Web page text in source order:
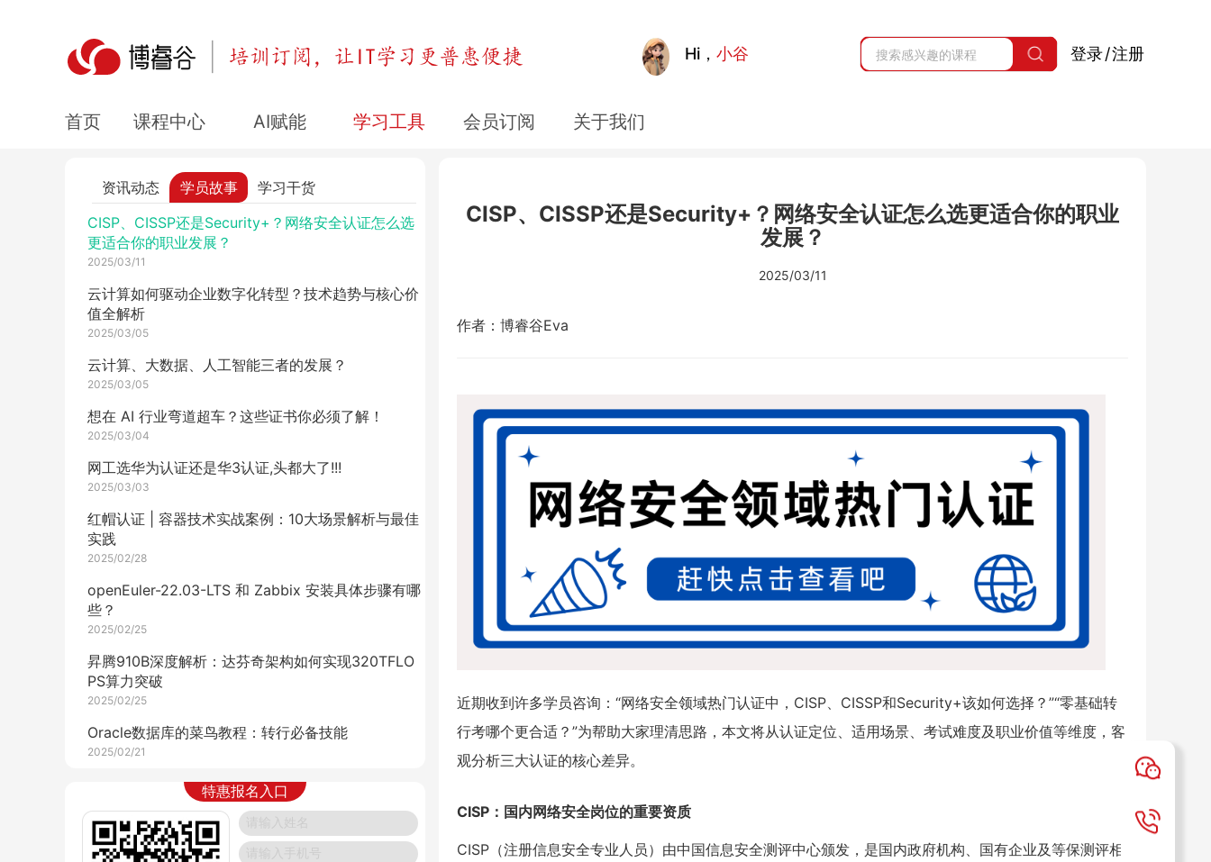
Hi， 小谷 登录/注册
首页 课程中心 AI赋能 学习工具 会员订阅 关于我们
资讯动态 学员故事 学习干货
麒麟操作系统安装步骤：支持龙芯、鲲鹏、兆芯硬件
2025/04/07
2025/03/31
2025/03/11
CISP、CISSP还是Security+？网络安全认证怎么选
更适合你的职业发展？
2025/03/11
云计算如何驱动企业数字化转型？技术趋势与核心价
值全解析
2025/03/05
云计算、大数据、人工智能三者的发展？
2025/03/05
想在 AI 行业弯道超车？这些证书你必须了解！
2025/03/04
网工选华为认证还是华3认证,头都大了!!!
2025/03/03
红帽认证 | 容器技术实战案例：10大场景解析与最佳
实践
2025/02/28
openEuler-22.03-LTS 和 Zabbix 安装具体步骤有哪
些？
2025/02/25
昇腾910B深度解析：达芬奇架构如何实现320TFLO
PS算力突破
2025/02/25
Oracle数据库的菜鸟教程：转行必备技能
2025/02/21
RHEL系统安装与虚拟机创建实用指南
华为与思科设备配置命令差异解析
2025/02/10
特惠报名入口
CISP、CISSP还是Security+？网络安全认证怎么选更适合你的职业
发展？
2025/03/11
作者：博睿谷Eva
近期收到许多学员咨询：“网络安全领域热门认证中，CISP、CISSP和Security+该如何选择？”“零基础转
行考哪个更合适？”为帮助大家理清思路，本文将从认证定位、适用场景、考试难度及职业价值等维度，客
观分析三大认证的核心差异。
CISP：国内网络安全岗位的重要资质
CISP（注册信息安全专业人员）由中国信息安全测评中心颁发，是国内政府机构、国有企业及等保测评相